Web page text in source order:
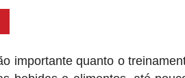
importante quanto o